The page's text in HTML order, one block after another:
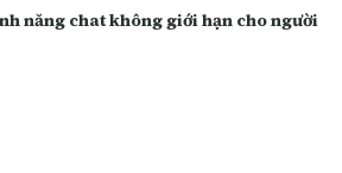
năng chat không giới hạn cho người